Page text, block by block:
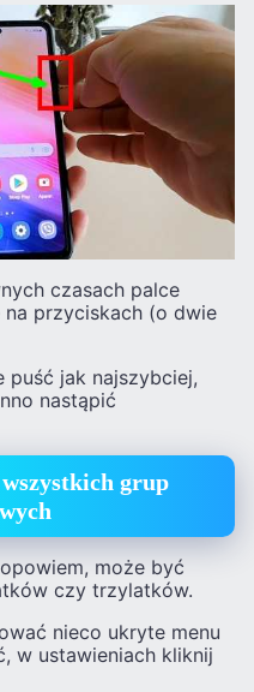
czasach palce
na przyciskach (o dwie
puść jak najszybciej,
nastąpić
grup
może być
czy trzylatków.
nieco ukryte menu
w ustawieniach kliknij